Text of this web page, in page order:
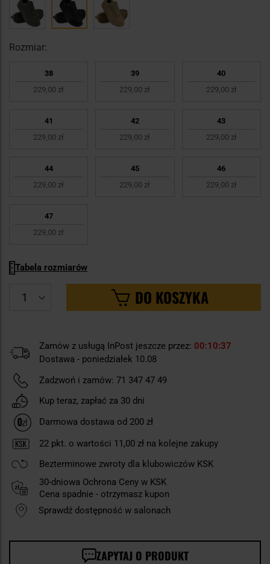
Rozmiar:
38
229,00 zł
39
229,00 zł
40
229,00 zł
41
229,00 zł
42
229,00 zł
43
229,00 zł
44
229,00 zł
45
229,00 zł
46
229,00 zł
47
229,00 zł
Tabela rozmiarów
DO KOSZYKA
Zamów z usługą InPost jeszcze przez: 00 10 36
Dostawa - poniedziałek 10.08
Zadzwoń i zamów: 71 347 47 49
Kup teraz, zapłać za 30 dni
Darmowa dostawa od 200 zł
22 pkt. o wartości 11,00 zł na kolejne zakupy
Bezterminowe zwroty dla klubowiczów KSK
30-dniowa Ochrona Ceny w KSK
Cena spadnie - otrzymasz kupon
Sprawdź dostępność w salonach
ZAPYTAJ O PRODUKT